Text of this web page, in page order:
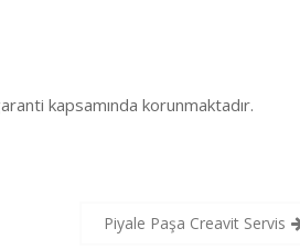
kapsamında korunmaktadır.
Piyale Paşa Creavit Servis